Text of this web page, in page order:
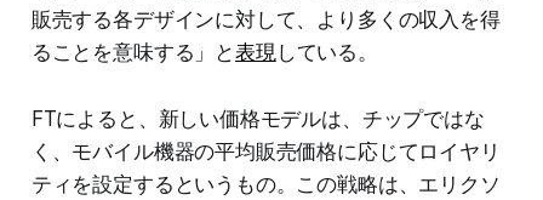
販売する各デザインに対して、より多くの収入を得
ることを意味する」と表現している。
FTによると、新しい価格モデルは、チップではな
く、モバイル機器の平均販売価格に応じてロイヤリ
ティを設定するというもの。この戦略は、エリクソ